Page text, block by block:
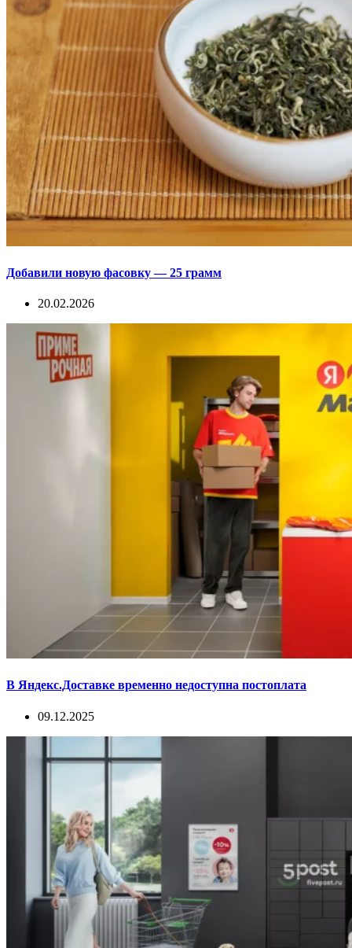
Добавили новую фасовку — 25 грамм
20.02.2026
В Яндекс.Доставке временно недоступна постоплата
09.12.2025